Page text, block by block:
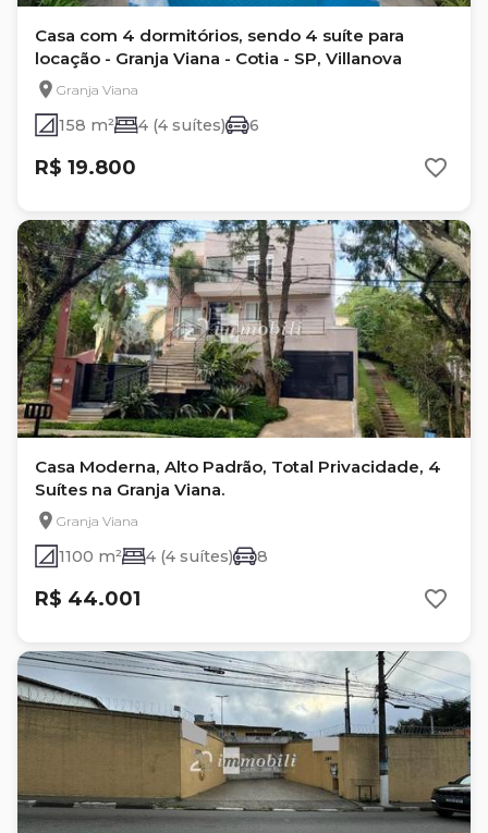
Casa com 4 dormitórios, sendo 4 suíte para
locação - Granja Viana - Cotia - SP, Villanova
Granja Viana
158 m² 4 (4 suítes) 6
R$ 19.800
Casa Moderna, Alto Padrão, Total Privacidade, 4
Suítes na Granja Viana.
Granja Viana
1100 m² 4 (4 suítes) 8
R$ 44.001